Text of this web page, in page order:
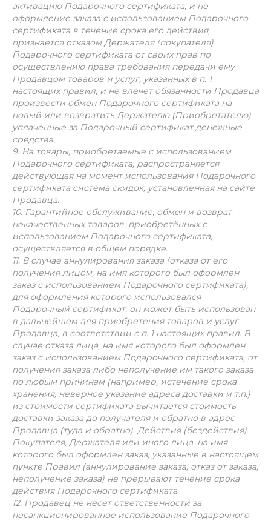
активацию Подарочного сертификата, и не
оформление заказа с использованием Подарочного
сертификата в течение срока его действия,
признается отказом Держателя (покупателя)
Подарочного сертификата от своих прав по
осуществлению права требования передачи ему
Продавцом товаров и услуг, указанных в п. 1
настоящих правил, и не влечет обязанности Продавца
произвести обмен Подарочного сертификата на
новый или возвратить Держателю (Приобретателю)
уплаченные за Подарочный сертификат денежные
средства.
9. На товары, приобретаемые с использованием
Подарочного сертификата, распространяется
действующая на момент использования Подарочного
сертификата система скидок, установленная на сайте
Продавца.
10. Гарантийное обслуживание, обмен и возврат
некачественных товаров, приобретённых с
использованием Подарочного сертификата,
осуществляется в общем порядке.
11. В случае аннулирования заказа (отказа от его
получения лицом, на имя которого был оформлен
заказ с использованием Подарочного сертификата),
для оформления которого использовался
Подарочный сертификат, он может быть использован
в дальнейшем для приобретения товаров и услуг
Продавца, в соответствии с п. 1 настоящих правил. В
случае отказа лица, на имя которого был оформлен
заказ с использованием Подарочного сертификата, от
получения заказа либо неполучение им такого заказа
по любым причинам (например, истечение срока
хранения, неверное указание адреса доставки и т.п.)
из стоимости сертификата вычитается стоимость
доставки заказа до получателя и обратно в адрес
Продавца (туда и обратно). Действия (бездействия)
Покупателя, Держателя или иного лица, на имя
которого был оформлен заказ, указанные в настоящем
пункте Правил (аннулирование заказа, отказ от заказа,
неполучение заказа) не прерывают течение срока
действия Подарочного сертификата.
12. Продавец не несёт ответственности за
несанкционированное использование Подарочного